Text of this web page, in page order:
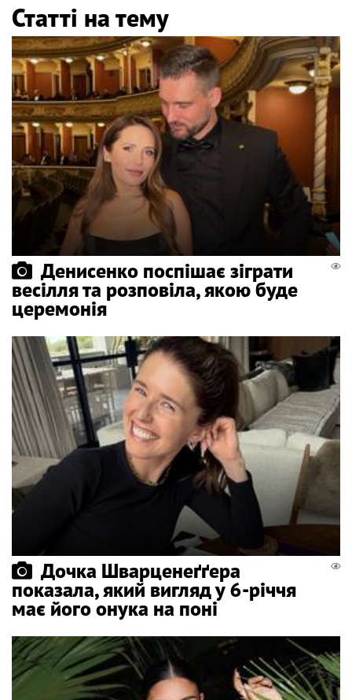
Статті на тему
Денисенко поспішає зіграти
весілля та розповіла, якою буде
церемонія
Дочка Шварценеґґера
показала, який вигляд у 6-річчя
має його онука на поні